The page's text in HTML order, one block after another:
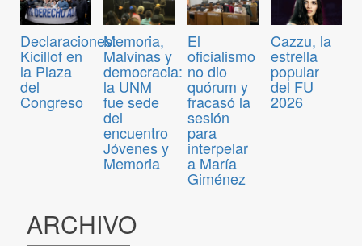
Declaraciones:
Kicillof en
la Plaza
del
Congreso
Memoria,
Malvinas y
democracia:
la UNM
fue sede
del
encuentro
Jóvenes y
Memoria
El
oficialismo
no dio
quórum y
fracasó la
sesión
para
interpelar
a María
Giménez
Cazzu, la
estrella
popular
del FU
2026
ARCHIVO